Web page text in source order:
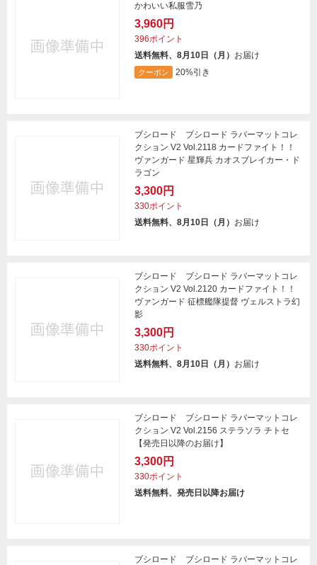
かわいい私服雪乃
3,960円
396ポイント
送料無料、8月10日（月） お届け
クーポン 20%引き
ブシロード ブシロード ラバーマットコレ
クション V2 Vol.2118 カードファイト！！
ヴァンガード 星輝兵 カオスブレイカー・ド
ラゴン
3,300円
330ポイント
送料無料、8月10日（月） お届け
ブシロード ブシロード ラバーマットコレ
クション V2 Vol.2120 カードファイト！！
ヴァンガード 征標艦隊提督 ヴェルストラ幻
影
3,300円
330ポイント
送料無料、8月10日（月） お届け
ブシロード ブシロード ラバーマットコレ
クション V2 Vol.2156 ステラソラ チトセ
【発売日以降のお届け】
3,300円
330ポイント
送料無料、発売日以降お届け
ブシロード ブシロード ラバーマットコレ